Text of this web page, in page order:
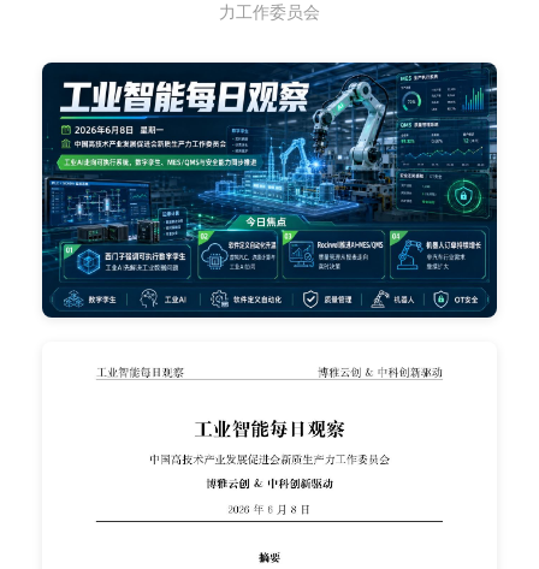
力工作委员会